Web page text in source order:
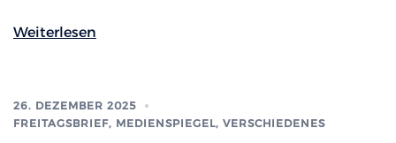
Weiterlesen
26. DEZEMBER 2025
FREITAGSBRIEF, MEDIENSPIEGEL, VERSCHIEDENES